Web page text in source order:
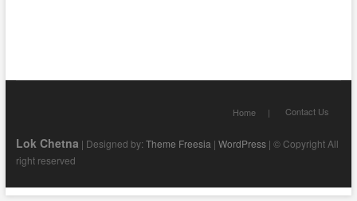
Home Contact Us
Lok Chetna | Designed by: Theme Freesia | WordPress| © Copyright All
right reserved